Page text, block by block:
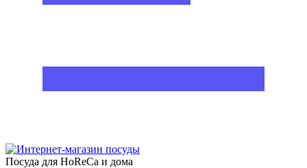
Посуда для HoReCa и дома